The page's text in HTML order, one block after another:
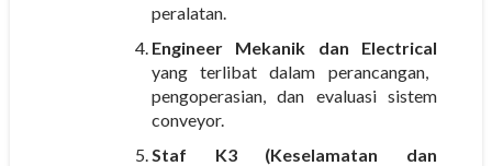
peralatan.
Engineer Mekanik dan Electrical
yang terlibat dalam perancangan,
pengoperasian, dan evaluasi sistem
conveyor.
Staf K3 (Keselamatan dan